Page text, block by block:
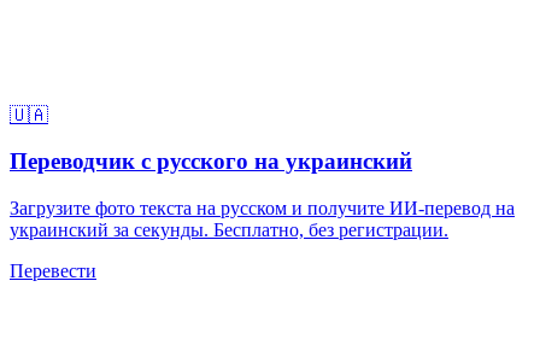
🇺🇦
Переводчик с русского на украинский
Загрузите фото текста на русском и получите ИИ-перевод на
украинский за секунды. Бесплатно, без регистрации.
Перевести